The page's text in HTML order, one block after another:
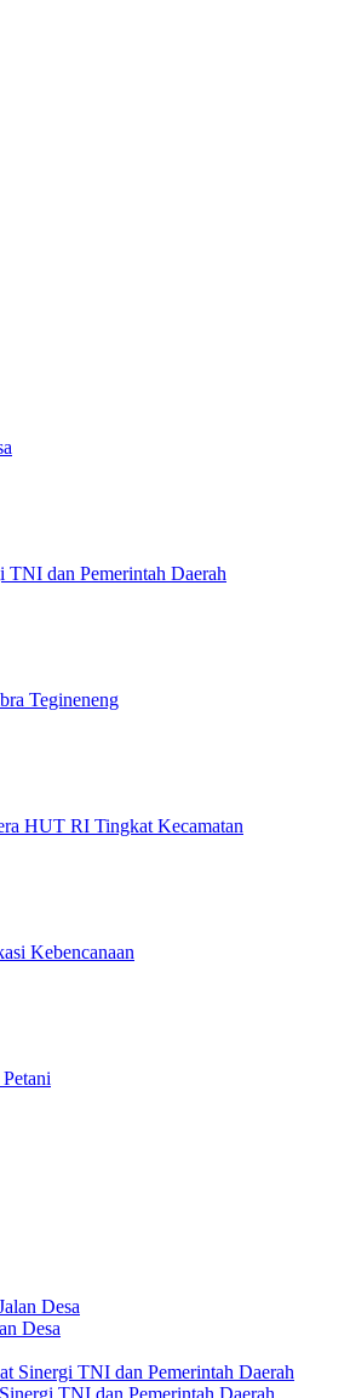
TNI dan Pemerintah Daerah
Tegineneng
HUT RI Tingkat Kecamatan
Kebencanaan
Desa